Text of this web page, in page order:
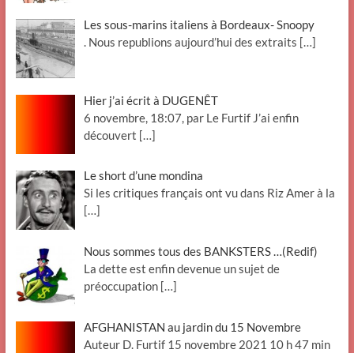
Les sous-marins italiens à Bordeaux- Snoopy
. Nous republions aujourd’hui des extraits […]
Hier j’ai écrit à DUGENÊT
6 novembre, 18:07, par Le Furtif J’ai enfin
découvert […]
Le short d’une mondina
Si les critiques français ont vu dans Riz Amer à la
[…]
Nous sommes tous des BANKSTERS …(Redif)
La dette est enfin devenue un sujet de
préoccupation […]
AFGHANISTAN au jardin du 15 Novembre
Auteur D. Furtif 15 novembre 2021 10 h 47 min